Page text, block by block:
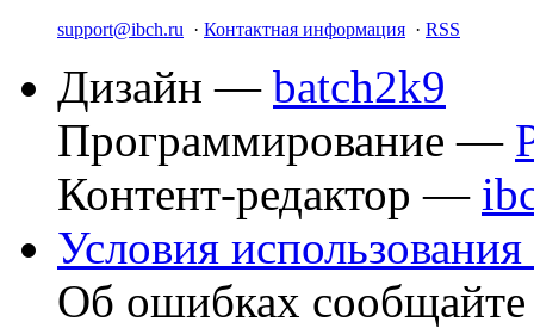
support@ibch.ru · Контактная информация · RSS
Дизайн — batch2k9
Программирование —
Контент-редактор —
Условия использования
Об ошибках